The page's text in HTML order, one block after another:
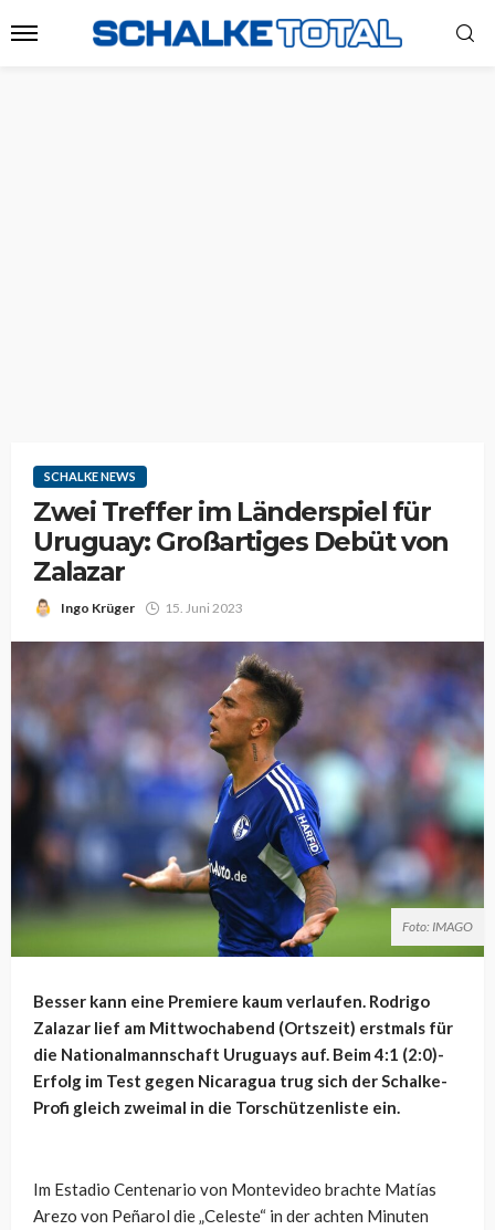
SCHALKE NEWS
Zwei Treffer im Länderspiel für
Uruguay: Großartiges Debüt von
Zalazar
Ingo Krüger 15. Juni 2023
Foto: IMAGO
Besser kann eine Premiere kaum verlaufen. Rodrigo
Zalazar lief am Mittwochabend (Ortszeit) erstmals für
die Nationalmannschaft Uruguays auf. Beim 4:1 (2:0)-
Erfolg im Test gegen Nicaragua trug sich der Schalke-
Profi gleich zweimal in die Torschützenliste ein.
Im Estadio Centenario von Montevideo brachte Matías
Arezo von Peñarol die „Celeste“ in der achten Minuten